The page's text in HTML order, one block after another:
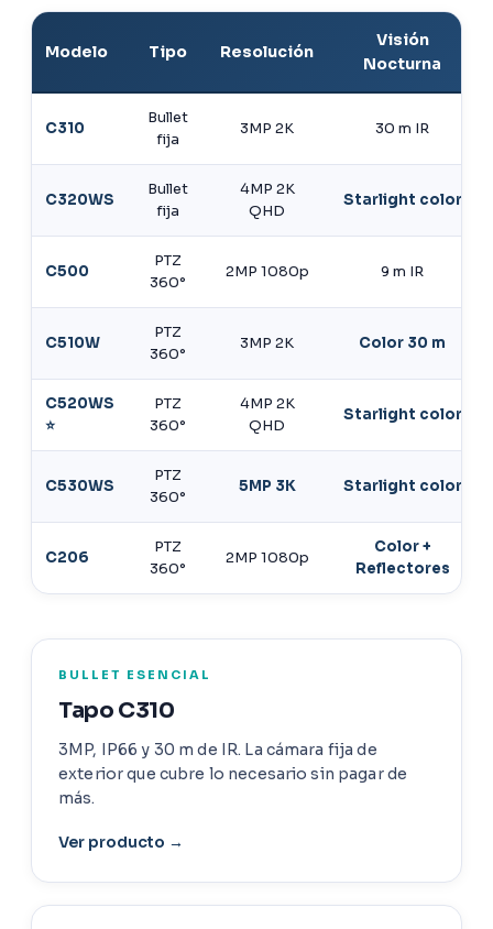
Modelo Tipo Resolución
Visión
Nocturna
C310
Bullet
fija
3MP 2K 30 m IR
C320WS
Bullet
fija
4MP 2K
QHD
Starlight color
C500
PTZ
360°
2MP 1080p 9 m IR
C510W
PTZ
360°
3MP 2K Color 30 m
C520WS
⭐
PTZ
360°
4MP 2K
QHD
Starlight color
C530WS
PTZ
360°
5MP 3K Starlight color
C206
PTZ
360°
2MP 1080p
Color +
Reflectores
BULLET ESENCIAL
Tapo C310
3MP, IP66 y 30 m de IR. La cámara fija de
exterior que cubre lo necesario sin pagar de
más.
Ver producto →